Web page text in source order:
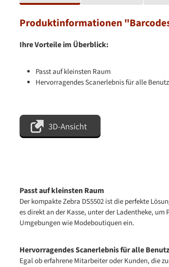
Produktinformationen
Ihre Vorteile im Überblick:
Passt auf kleinsten Raum
Hervorragendes Scanerlebnis für alle
Passt auf kleinsten Raum
Der kompakte Zebra DS5502 ist die perfekte
es direkt an der Kasse, unter der Ladentheke,
Umgebungen wie Modeboutiquen ein.
Hervorragendes Scanerlebnis für alle
Egal ob erfahrene Mitarbeiter oder Kunden, die